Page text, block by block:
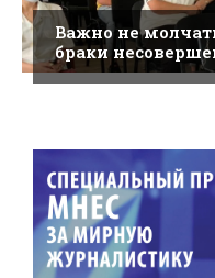
Важно не
браки